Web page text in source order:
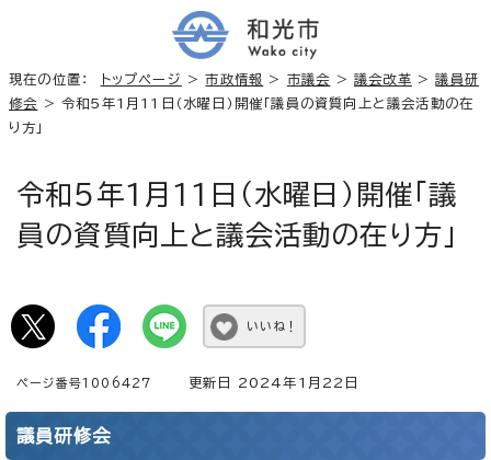
現在の位置： トップページ >市政情報 > 市議会 >議会改革 >議員研
修会
> 令和5年1月11日（水曜日）開催「議員の資質向上と議会活動の在
り方」
令和5年1月11日（水曜日）開催「議
員の資質向上と議会活動の在り方」
いいね！
ページ番号1006427 更新日 2024年1月22日
議員研修会